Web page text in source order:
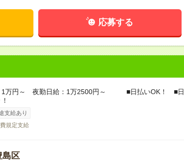
応募する
1万円～ 夜勤日給：1万2500円～ ■日払いOK！ ■日
支給あり
規定支給
島区